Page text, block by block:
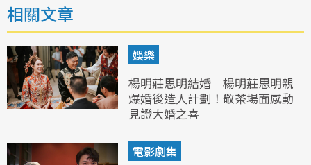
相關文章
娛樂
楊明莊思明結婚｜楊明莊思明親
爆婚後造人計劃！敬茶場面感動
見證大婚之喜
電影劇集